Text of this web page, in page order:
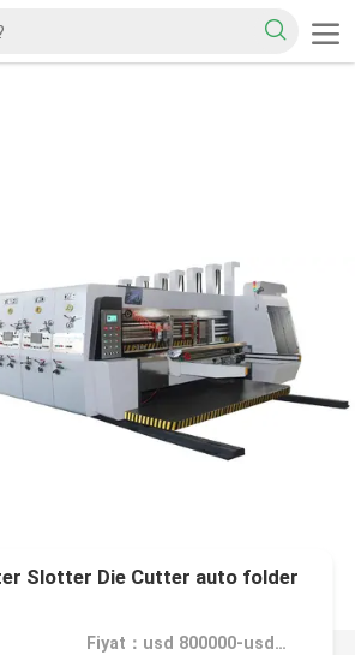
Slotter Die Cutter auto folder
Fiyat：usd 800000-usd1500000